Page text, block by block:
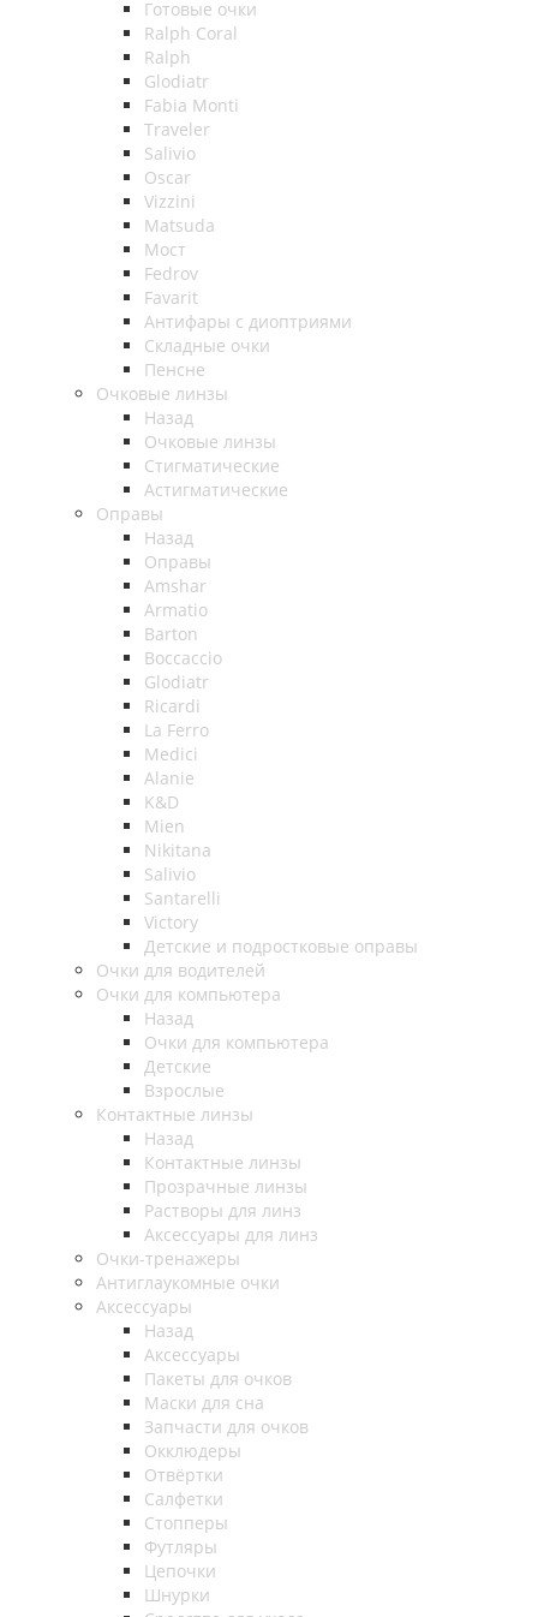
Готовые очки
Ralph Coral
Ralph
Glodiatr
Fabia Monti
Traveler
Salivio
Oscar
Vizzini
Matsuda
Мост
Fedrov
Favarit
Антифары с диоптриями
Складные очки
Пенсне
Очковые линзы
Назад
Очковые линзы
Стигматические
Астигматические
Оправы
Назад
Оправы
Amshar
Armatio
Barton
Boccaccio
Glodiatr
Ricardi
La Ferro
Medici
Alanie
K&D
Mien
Nikitana
Salivio
Santarelli
Victory
Детские и подростковые оправы
Очки для водителей
Очки для компьютера
Назад
Очки для компьютера
Детские
Взрослые
Контактные линзы
Назад
Контактные линзы
Прозрачные линзы
Растворы для линз
Аксессуары для линз
Очки-тренажеры
Антиглаукомные очки
Аксессуары
Назад
Аксессуары
Пакеты для очков
Маски для сна
Запчасти для очков
Окклюдеры
Отвёртки
Салфетки
Стопперы
Футляры
Цепочки
Шнурки